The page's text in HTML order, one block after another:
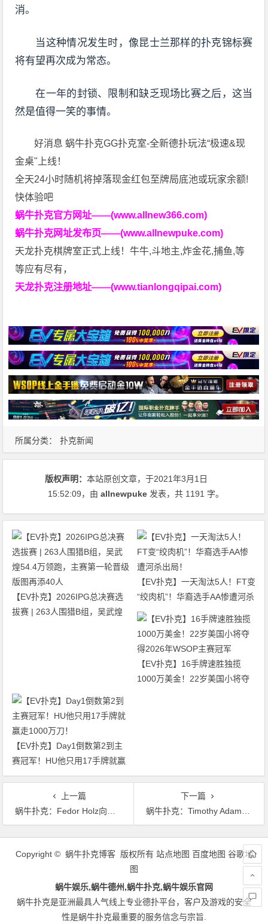
消。
当这种情况发生时，像昆士兰那样的扑克锦标赛
将有望再次成为常态。
在一年的封锁、限制和缺乏现场比赛之后，这当
然是值得一笑的事情。
好消息 蜗牛扑克GG扑克室-全新德扑玩法“极速&现
金桌"上线！
全天24小时随机将掉落现金红包至牌局底池或玩家余额!
快体验吧
蜗牛扑克官方网址——(www.allnew366.com)
蜗牛扑克网址发布页——(www.allnewpuke.com)
天龙扑克棋牌室正式上线！牛牛,斗地主,炸金花,捕鱼,等
等应有尽有，
天龙扑克注册地址——(www.tianlongqipai.com)
所属分类： 扑克新闻
版权声明：本站原创文章，于2021年3月1日
15:52:09，由allnewpuke 发表，共 1191 字。
【EV扑克】2026IPG总决赛选
拔赛 | 263人围猎B组，吴武煌
【EV扑克】一天淘汰5人！FT变
“绞肉机”！华裔选手AA惨遭河杀
出局！
【EV扑克】16手牌速胜独揽
1000万美金！22岁美国小将夺
【EV扑克】Day1倒数第2到主
赛冠军！HU他只用17手牌就赢
走1000万刀！
上一篇
蜗牛扑克：Fedor Holz向Wiktor Malinowski发起单挑挑战
下一篇
蜗牛扑克：Timothy Adams被誉为仅次丹牛的加拿大职业扑克选手
文
Copyright © 蜗牛扑克博客 版权所有 站点地图 百度地图 谷歌地
图
蜗牛娱乐,蜗牛德州,蜗牛扑克,蜗牛娱乐官网
蜗牛扑克是亚洲最具人气线上专业德扑平台，客户及游戏的安全
性是蜗牛扑克最重要的服务信念与宗旨.